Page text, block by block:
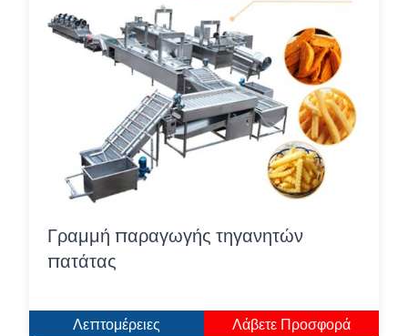
Γραμμή παραγωγής τηγανητών
πατάτας
Λεπτομέρειες Λάβετε Προσφορά